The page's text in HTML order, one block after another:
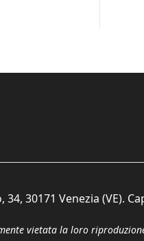
30171 Venezia (VE).
vietata la loro